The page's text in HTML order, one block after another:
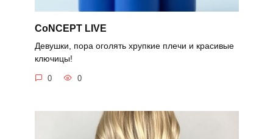
CoNCEPT LIVE
Девушки, пора оголять хрупкие плечи и красивые
ключицы!
0 0